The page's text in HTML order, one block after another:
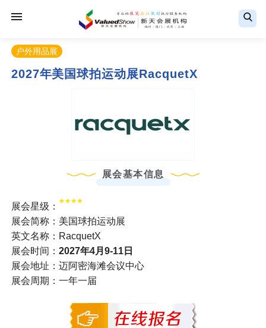
户外用品展
2027年美国球拍运动展RacquetX
展会基本信息
展会星级：
展会简称：美国球拍运动展
英文名称：RacquetX
展会时间： 2027年4月9-11日
展会地址：迈阿密海滩会议中心
展会周期：一年一届